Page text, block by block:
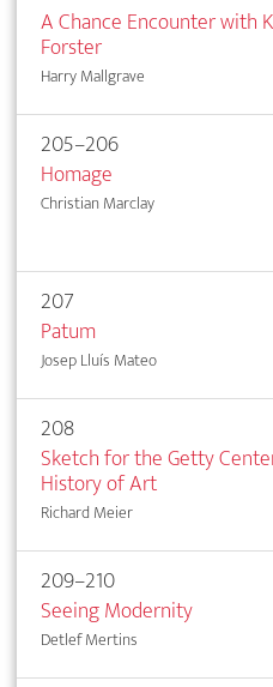
A Chance Encounter with
Forster
Harry Mallgrave
205–206
Homage
Christian Marclay
207
Patum
Josep Lluís Mateo
208
Sketch for the Getty
History of Art
Richard Meier
209–210
Seeing Modernity
Detlef Mertins